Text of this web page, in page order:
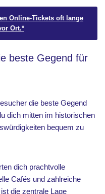
Online-Tickets oft lange
Ort.*
beste Gegend für
die beste Gegend
dich mitten im historischen
bequem zu
dich prachtvolle
Cafés und zahlreiche
die zentrale Lage